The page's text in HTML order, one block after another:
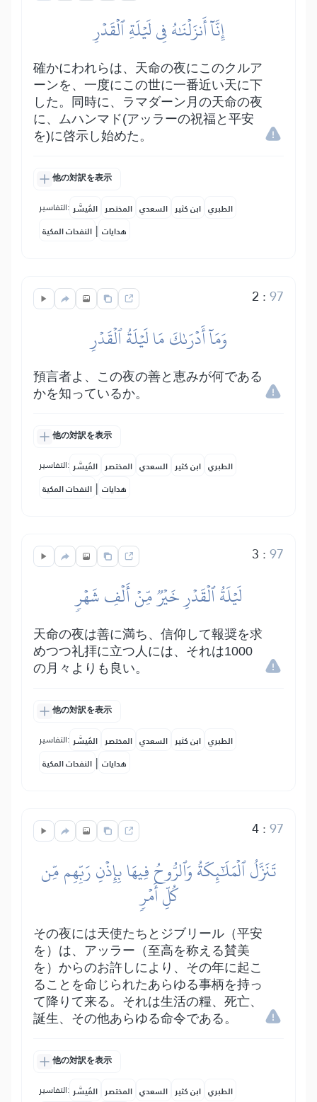
إِنَّآ أَنزَلۡنَٰهُ فِي لَيۡلَةِ ٱلۡقَدۡرِ
確かにわれらは、天命の夜にこのクルア
ーンを、一度にこの世に一番近い天に下
した。同時に、ラマダーン月の天命の夜
に、ムハンマド(アッラーの祝福と平安
を)に啓示し始めた。
他の対訳を表示
التفاسير: المُيسَّر المختصر السعدي ابن كثير الطبري
النفحات المكية | هدايات
2 :97
وَمَآ أَدۡرَىٰكَ مَا لَيۡلَةُ ٱلۡقَدۡرِ
預言者よ、この夜の善と恵みが何である
かを知っているか。
他の対訳を表示
التفاسير: المُيسَّر المختصر السعدي ابن كثير الطبري
النفحات المكية | هدايات
3 :97
لَيۡلَةُ ٱلۡقَدۡرِ خَيۡرٞ مِّنۡ أَلۡفِ شَهۡرٖ
天命の夜は善に満ち、信仰して報奨を求
めつつ礼拝に立つ人には、それは1000
の月々よりも良い。
他の対訳を表示
التفاسير: المُيسَّر المختصر السعدي ابن كثير الطبري
النفحات المكية | هدايات
4:97
تَنَزَّلُ ٱلۡمَلَٰٓئِكَةُ وَٱلرُّوحُ فِيهَا بِإِذۡنِ رَبِّهِم مِّن
كُلِّ أَمۡرٖ
その夜には天使たちとジブリール（平安
を）は、アッラー（至高を称える賛美
を）からのお許しにより、その年に起こ
ることを命じられたあらゆる事柄を持っ
て降りて来る。それは生活の糧、死亡、
誕生、その他あらゆる命令である。
他の対訳を表示
التفاسير: المُيسَّر المختصر السعدي ابن كثير الطبري